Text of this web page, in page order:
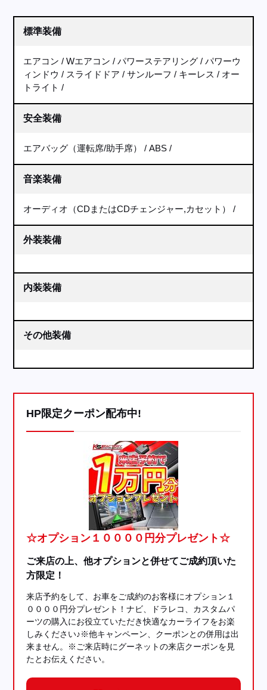
標準装備
エアコン Wエアコン パワーステアリング
パワーウ
ィンドウ
スライドドア サンルーフ キーレス
オー
トライト
安全装備
エアバッグ（運転席/助手席） ABS
音楽装備
オーディオ（CDまたはCDチェンジャー,カセット）
外装装備
内装装備
その他装備
HP限定クーポン配布中!
☆オプション１００００円分プレゼント☆
ご来店の上、他オプションと併せてご成約頂いた
方限定！
来店予約をして、お車をご成約のお客様にオプション１
００００円分プレゼント！ナビ、ドラレコ、カスタムパ
ーツの購入にお役立ていただき快適なカーライフをお楽
しみください♪※他キャンペーン、クーポンとの併用は出
来ません。※ご来店時にグーネットの来店クーポンを見
たとお伝えください。